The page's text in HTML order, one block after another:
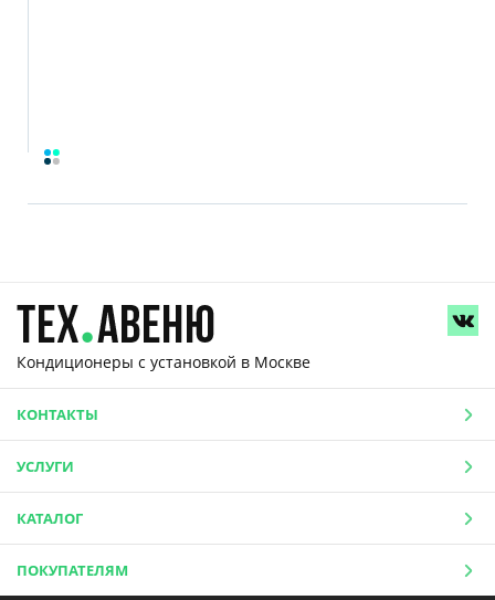
Кондиционеры с установкой в Москве
КОНТАКТЫ
УСЛУГИ
КАТАЛОГ
ПОКУПАТЕЛЯМ